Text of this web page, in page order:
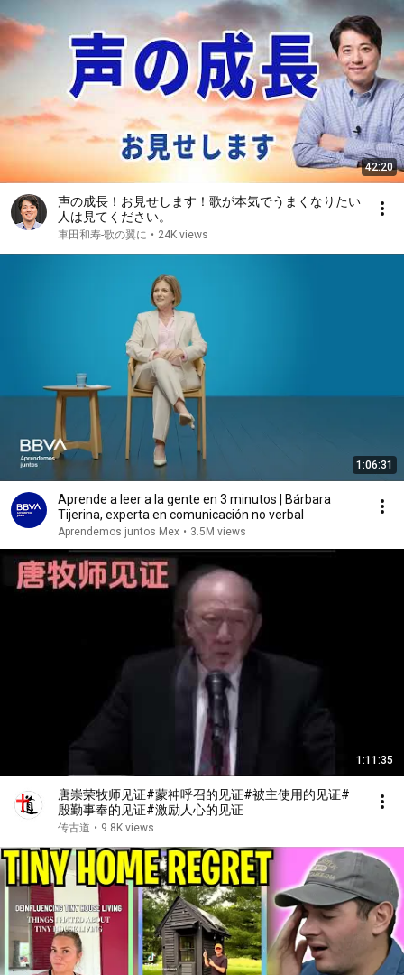
42:20
声の成長！お見せします！歌が本気でうまくなりたい
人は見てください。
車田和寿-歌の翼に • 24K views
1:06:31
Aprende a leer a la gente en 3 minutos | Bárbara
Tijerina, experta en comunicación no verbal
Aprendemos juntos Mex • 3.5M views
1:11:35
唐崇荣牧师见证#蒙神呼召的见证#被主使用的见证#
殷勤事奉的见证#激励人心的见证
传古道 • 9.8K views